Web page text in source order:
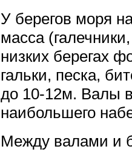
У берегов моря
масса
низких берегах
гальки, песка,
до 10-12м. Валы
наибольшего
Между валами и